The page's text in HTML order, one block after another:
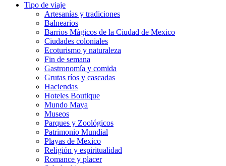
Tipo de viaje
Artesanías y tradiciones
Balnearios
Barrios Mágicos de la Ciudad de Mexico
Ciudades coloniales
Ecoturismo y naturaleza
Fin de semana
Gastronomía y comida
Grutas ríos y cascadas
Haciendas
Hoteles Boutique
Mundo Maya
Museos
Parques y Zoológicos
Patrimonio Mundial
Playas de Mexico
Religión y espiritualidad
Romance y placer